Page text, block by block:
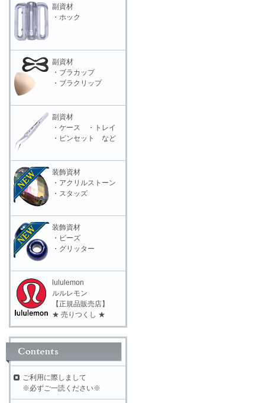
副資材
・ホック
副資材
・ブラカップ
・ブラクリップ
副資材
・ケース ・トレイ
・ピンセット など
装飾資材
・アクリルストーン
・スタッズ
装飾資材
・ビーズ
・グリッター
lululemon
ルルレモン
【正規品販売店】
★ 売りつくし ★
ご利用に際しまして
※必ずご一読ください※